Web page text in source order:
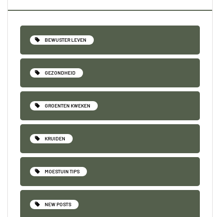
BEWUSTER LEVEN
GEZONDHEID
GROENTEN KWEKEN
KRUIDEN
MOESTUIN TIPS
NEW POSTS